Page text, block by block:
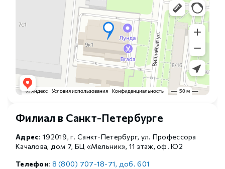
Филиал в Санкт-Петербурге
Адрес: 192019, г. Санкт-Петербург, ул. Профессора
Качалова, дом 7, БЦ «Мельник», 11 этаж, оф. Ю2
Телефон: 8 (800) 707-18-71, доб. 601